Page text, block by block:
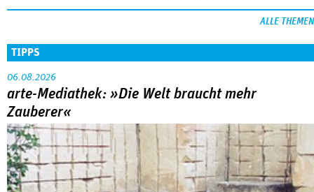
ALLE THEMEN
TIPPS
06.08.2026
arte-Mediathek: »Die Welt braucht mehr
Zauberer«